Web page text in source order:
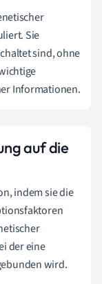
Sie
sind, ohne
Informationen.
auf die
indem sie die
der eine
wird.